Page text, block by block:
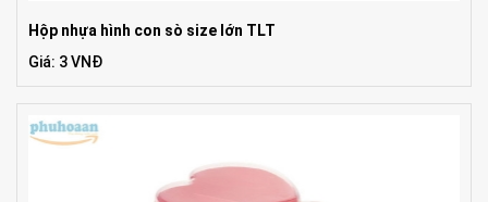
Hộp nhựa hình con sò size lớn TLT
Giá: 3 VNĐ